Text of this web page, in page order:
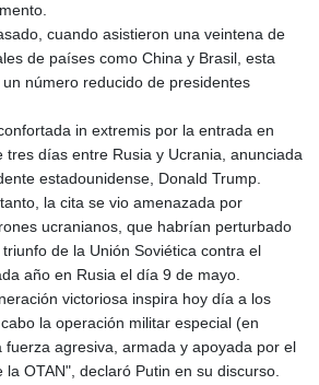
HKD 9.066767
HNL 30.895616
HRK 7.536622
HUF 363.096405
IDR
20580.370421
ILS 3.468234
IMP 0.857252
INR 110.076256
IQD
1509.981237
1590322.371805
ISK 142.598215
cuando asistieron una veintena de
de países como China y Brasil, esta
número reducido de presidentes
in extremis por la entrada en
tres días entre Rusia y Ucrania, anunciada
estadounidense, Donald Trump.
la cita se vio amenazada por
ucranianos, que habrían perturbado
de la Unión Soviética contra el
año en Rusia el día 9 de mayo.
victoriosa inspira hoy día a los
la operación militar especial (en
fuerza agresiva, armada y apoyada por el
OTAN", declaró Putin en su discurso.